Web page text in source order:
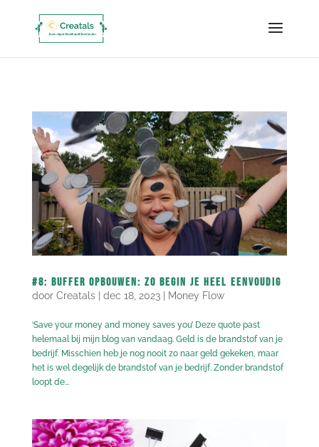
#8: Buffer opbouwen: zo begin je heel eenvoudig
door Creatals| dec 18, 2023| Money Flow
‘Save your money and money saves you’ Deze quote past
helemaal bij mijn blog van vandaag. Geld is de brandstof van je
bedrijf. Misschien heb je nog nooit zo naar geld gekeken, maar
het is wel degelijk de brandstof van je bedrijf. Zonder brandstof
loopt de...